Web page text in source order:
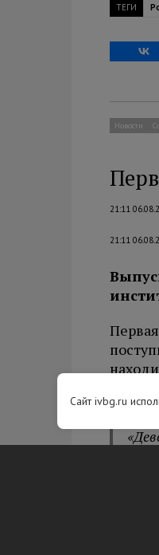
ТЕГИ
Новости
21:11
21:11
Сайт ivbg.ru